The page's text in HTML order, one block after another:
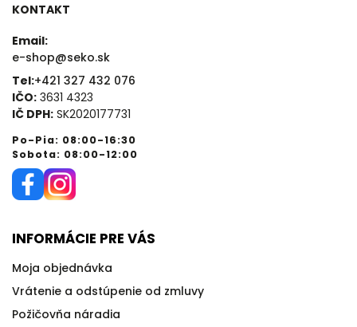
KONTAKT
Email:
e-shop@seko.sk
Tel:+421 327 432 076
IČO: 3631 4323
IČ DPH: SK2020177731
Po-Pia: 08:00-16:30
Sobota: 08:00-12:00
INFORMÁCIE PRE VÁS
Moja objednávka
Vrátenie a odstúpenie od zmluvy
Požičovňa náradia